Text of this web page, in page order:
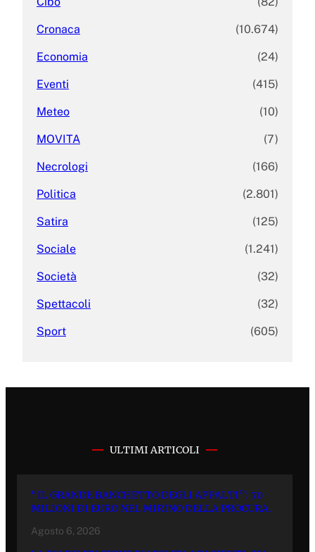
Cronaca (10.674)
Economia (24)
Eventi (415)
Meteo (10)
MOVITA (7)
Necrologi (166)
Politica (2.801)
Satira (125)
Sociale (1.241)
Società (32)
Spettacoli (32)
Sport (605)
ULTIMI ARTICOLI
“IL GRANDE BANCHETTO DEGLI APPALTI”: 70
MILIONI DI EURO NEL MIRINO DELLA PROCURA.
Agosto 6, 2026